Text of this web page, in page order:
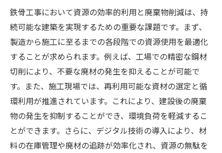
鉄骨工事において資源の効率的利用と廃棄物削減は、持
続可能な建築を実現するための重要な課題です。まず、
製造から施工に至るまでの各段階での資源使用を最適化
することが求められます。例えば、工場での精密な鋼材
切削により、不要な廃材の発生を抑えることが可能で
す。また、施工現場では、再利用可能な資材の選定と循
環利用が推進されています。これにより、建設後の廃棄
物の発生を抑制することができ、環境負荷を軽減するこ
とができます。さらに、デジタル技術の導入により、材
料の在庫管理や廃材の追跡が効率化され、資源の無駄を